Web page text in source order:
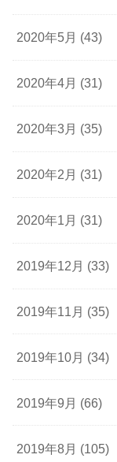
2020年5月 (43)
2020年4月 (31)
2020年3月 (35)
2020年2月 (31)
2020年1月 (31)
2019年12月 (33)
2019年11月 (35)
2019年10月 (34)
2019年9月 (66)
2019年8月 (105)